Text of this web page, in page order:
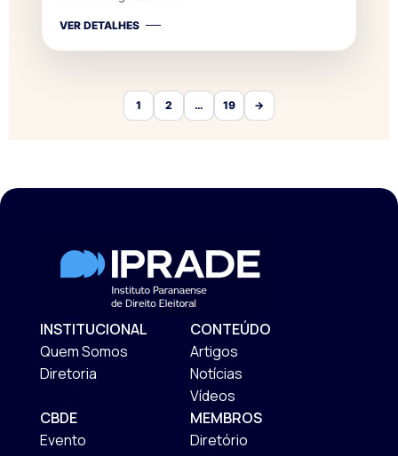
VER DETALHES
1 2 … 19 →
INSTITUCIONAL
Quem Somos
Diretoria
CONTEÚDO
Artigos
Notícias
Vídeos
CBDE
Evento
MEMBROS
Diretório